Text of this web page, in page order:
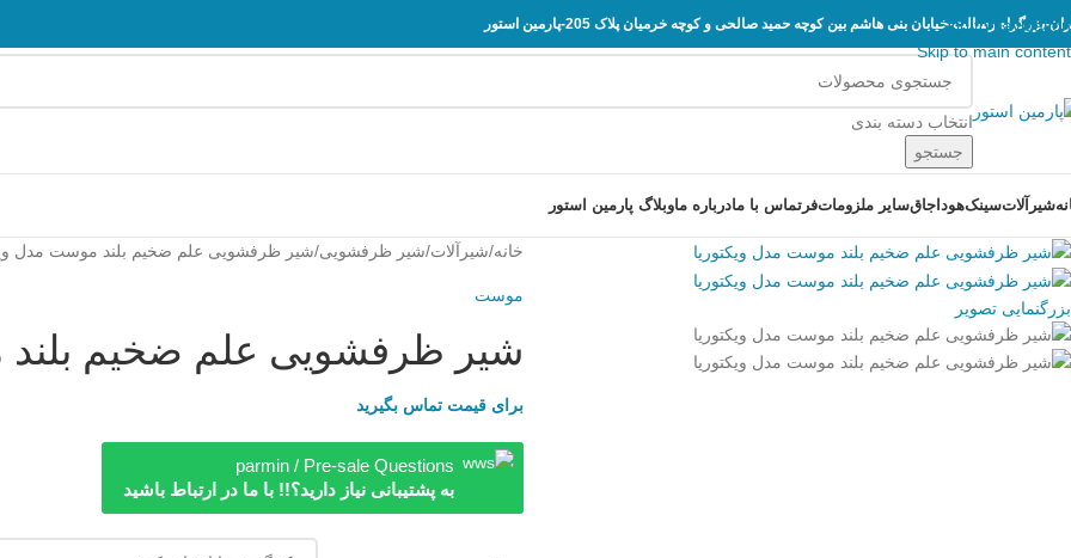
Skip to navigation
Skip to main content
بزرگراه رسالت-خیابان بنی هاشم بین کوچه حمید صالحی و کوچه خرمیان پلاک 205-پارمین استور
انتخاب دسته بندی
جستجو
شیرآلاتسینکهود اجاقسایر ملزوماتفر تماس با مادرباره ماوبلاگ پارمین استور
بزرگنمایی تصویر
خانه شیرآلات شیر ظرفشویی شیر ظرفشویی علم ضخیم بلند موست مدل
موست
شیر ظرفشویی علم ضخیم بلند
برای قیمت تماس بگیرید
parmin / Pre-sale Questions
به پشتیبانی نیاز دارید؟!! با ما در ارتباط باشید